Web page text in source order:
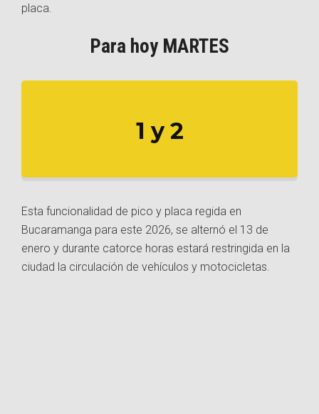
placa.
Para hoy MARTES
1 y 2
Esta funcionalidad de pico y placa regida en
Bucaramanga para este 2026, se alternó el 13 de
enero y durante catorce horas estará restringida en la
ciudad la circulación de vehículos y motocicletas.